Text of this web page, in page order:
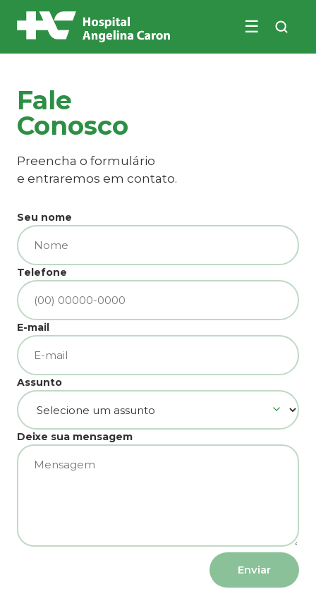
☰
Fale
Conosco
Preencha o formulário
e entraremos em contato.
Seu nome
Telefone
E-mail
Assunto
Deixe sua mensagem
Enviar